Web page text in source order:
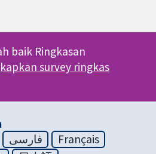
baik Ringkasan
survey ringkas
فارسی
Français